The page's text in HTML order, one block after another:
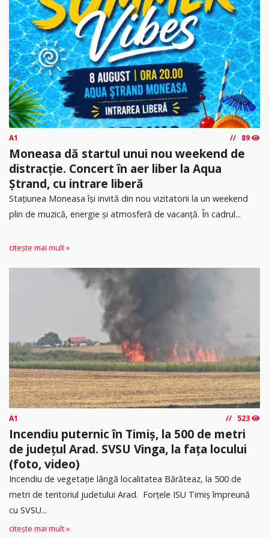
A1 89
Moneasa dă startul unui nou weekend de
distracție. Concert în aer liber la Aqua
Ștrand, cu intrare liberă
Stațiunea Moneasa își invită din nou vizitatorii la un weekend
plin de muzică, energie și atmosferă de vacanță. În cadrul...
citește mai mult »
A1 523
Incendiu puternic în Timiș, la 500 de metri
de județul Arad. SVSU Vinga, la fața locului
(foto, video)
Incendiu de vegetație lângă localitatea Bărăteaz, la 500 de
metri de teritoriul judetului Arad. Forțele ISU Timiș împreună
cu SVSU...
citește mai mult »